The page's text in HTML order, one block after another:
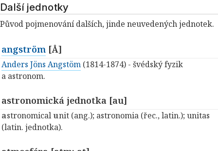
Další jednotky
Původ pojmenování dalších, jinde neuvedených jednotek.
angström [Å]
Anders Jöns Angstöm (1814-1874) - švédský fyzik
a astronom.
astronomická jednotka [au]
astronomical unit (ang.); astronomia (řec., latin.); unitas
(latin. jednotka).